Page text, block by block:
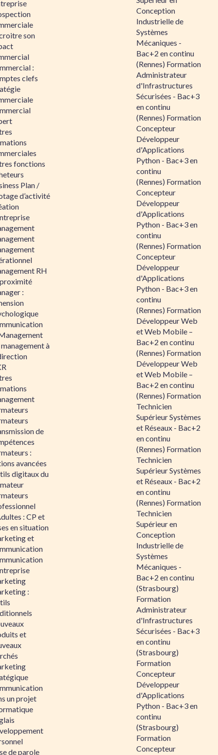
son
:
clefs
fonctions
Plan /
d’activité
RH
:
à
de
:
avancées
digitaux du
: CP et
en situation
et
:
et
un projet
de parole
Conception
Industrielle de
Systèmes
Mécaniques -
Bac+2 en continu
(Rennes) Formation
Administrateur
d'Infrastructures
Sécurisées - Bac+3
en continu
(Rennes) Formation
Concepteur
Développeur
d'Applications
Python - Bac+3 en
continu
(Rennes) Formation
Concepteur
Développeur
d'Applications
Python - Bac+3 en
continu
(Rennes) Formation
Concepteur
Développeur
d'Applications
Python - Bac+3 en
continu
(Rennes) Formation
Développeur Web
et Web Mobile –
Bac+2 en continu
(Rennes) Formation
Développeur Web
et Web Mobile –
Bac+2 en continu
(Rennes) Formation
Technicien
Supérieur Systèmes
et Réseaux - Bac+2
en continu
(Rennes) Formation
Technicien
Supérieur Systèmes
et Réseaux - Bac+2
en continu
(Rennes) Formation
Technicien
Supérieur en
Conception
Industrielle de
Systèmes
Mécaniques -
Bac+2 en continu
(Strasbourg)
Formation
Administrateur
d'Infrastructures
Sécurisées - Bac+3
en continu
(Strasbourg)
Formation
Concepteur
Développeur
d'Applications
Python - Bac+3 en
continu
(Strasbourg)
Formation
Concepteur